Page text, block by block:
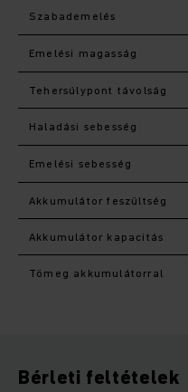
Szabademelés
Emelési magasság
Tehersúlypont távolság
Haladási sebesség
Emelési sebesség
Akkumulátor feszültség
Akkumulátor kapacitás
Tömeg akkumulátorral
Bérleti feltételek